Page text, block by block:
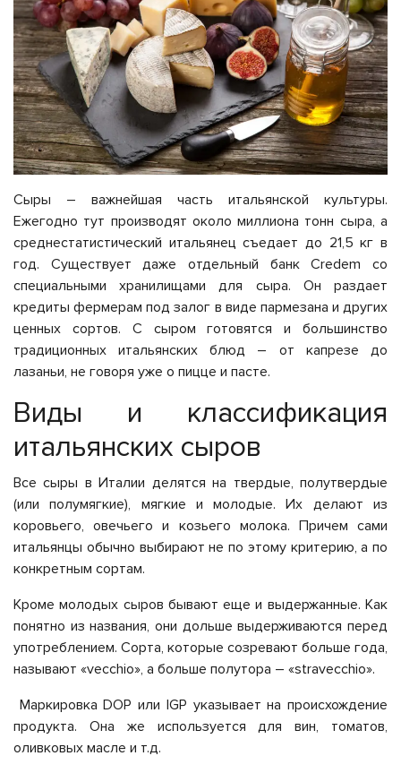
Сыры – важнейшая часть итальянской культуры.
Ежегодно тут производят около миллиона тонн сыра, а
среднестатистический итальянец съедает до 21,5 кг в
год. Существует даже отдельный банк Credem со
специальными хранилищами для сыра. Он раздает
кредиты фермерам под залог в виде пармезана и других
ценных сортов. С сыром готовятся и большинство
традиционных итальянских блюд – от капрезе до
лазаньи, не говоря уже о пицце и пасте.
Виды и классификация
итальянских сыров
Все сыры в Италии делятся на твердые, полутвердые
(или полумягкие), мягкие и молодые. Их делают из
коровьего, овечьего и козьего молока. Причем сами
итальянцы обычно выбирают не по этому критерию, а по
конкретным сортам.
Кроме молодых сыров бывают еще и выдержанные. Как
понятно из названия, они дольше выдерживаются перед
употреблением. Сорта, которые созревают больше года,
называют «vecchio», а больше полутора – «stravecchio».
Маркировка DOP или IGP указывает на происхождение
продукта. Она же используется для вин, томатов,
оливковых масле и т.д.